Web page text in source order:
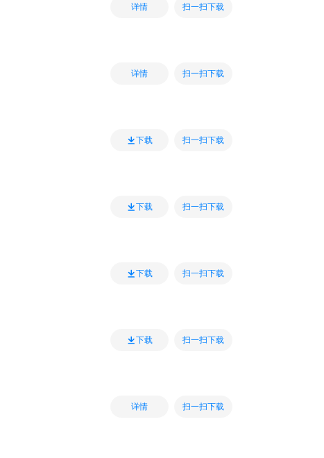
详情 扫一扫下载
详情 扫一扫下载
下载 扫一扫下载
下载 扫一扫下载
下载 扫一扫下载
下载 扫一扫下载
详情 扫一扫下载